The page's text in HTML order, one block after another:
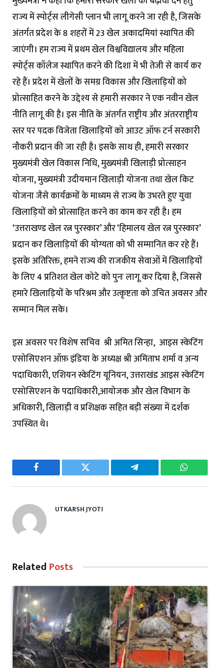
राज्य में स्पोर्ट्स लीगेसी प्लान भी लागू करने जा रही है, जिसके
अंतर्गत प्रदेश के 8 शहरों में 23 खेल अकादमियां स्थापित की
जाएंगी। हम राज्य में प्रथम खेल विश्वविद्यालय और महिला
स्पोर्ट्स कॉलेज स्थापित करने की दिशा में भी तेजी से कार्य कर
रहे हैं। प्रदेश में खेलों के समग्र विकास और खिलाड़ियों को
प्रोत्साहित करने के उद्देश्य से हमारी सरकार ने एक नवीन खेल
नीति लागू की है। इस नीति के अंतर्गत राष्ट्रीय और अंतरराष्ट्रीय
स्तर पर पदक विजेता खिलाड़ियों को आउट ऑफ टर्न सरकारी
नौकरी प्रदान की जा रही है। इसके साथ ही, हमारी सरकार
मुख्यमंत्री खेल विकास निधि, मुख्यमंत्री खिलाड़ी प्रोत्साहन
योजना, मुख्यमंत्री उदीयमान खिलाड़ी योजना तथा खेल किट
योजना जैसे कार्यक्रमों के माध्यम से राज्य के उभरते हुए युवा
खिलाड़ियों को प्रोत्साहित करने का काम कर रही है। हम
‘उत्तराखण्ड खेल रत्न पुरस्कार’ और ‘हिमालय खेल रत्न पुरस्कार’
प्रदान कर खिलाड़ियों की योग्यता को भी सम्मानित कर रहे हैं।
इसके अतिरिक्त, हमने राज्य की राजकीय सेवाओं में खिलाड़ियों
के लिए 4 प्रतिशत खेल कोटे को पुनः लागू कर दिया है, जिससे
हमारे खिलाड़ियों के परिश्रम और उत्कृष्टता को उचित अवसर और
सम्मान मिल सके।
इस अवसर पर विशेष सचिव श्री अमित सिन्हा, आइस स्केटिंग
एसोसिएशन ऑफ़ इंडिया के अध्यक्ष श्री अमिताभ शर्मा व अन्य
पदाधिकारी, एशियन स्केटिंग यूनियन, उत्तराखंड आइस स्केटिंग
एसोसिएशन के पदाधिकारी,आयोजक और खेल विभाग के
अधिकारी, खिलाड़ी व प्रशिक्षक सहित बड़ी संख्या में दर्शक
उपस्थित थे।
Facebook Twitter Telegram
UTKARSH JYOTI
Related Posts